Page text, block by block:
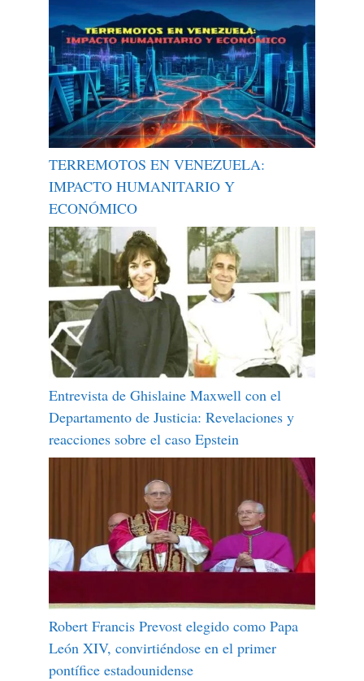
TERREMOTOS EN VENEZUELA:
IMPACTO HUMANITARIO Y
ECONÓMICO
Entrevista de Ghislaine Maxwell con el
Departamento de Justicia: Revelaciones y
reacciones sobre el caso Epstein
Robert Francis Prevost elegido como Papa
León XIV, convirtiéndose en el primer
pontífice estadounidense